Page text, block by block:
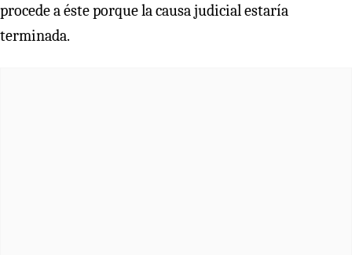
procede a éste porque la causa judicial estaría
terminada.